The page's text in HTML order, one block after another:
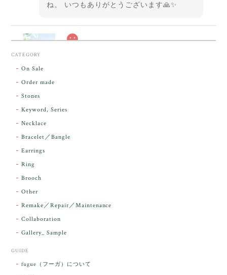
ね。 いつもありがとうございます🙏✨
ンダラで感動しました。素敵な箱と和紙で石を包んで
下さり、ありがとうございました。
レビューをありがとうございます。 実物を
こそ この度は誠にありがとうございまし
CATEGORY
On Sale
Order made
Stones
Keyword, Series
Necklace
Bracelet／Bangle
Earrings
Ring
Brooch
Other
Remake／Repair／Maintenance
Collaboration
Gallery_ Sample
GUIDE
fugue（フーガ）について